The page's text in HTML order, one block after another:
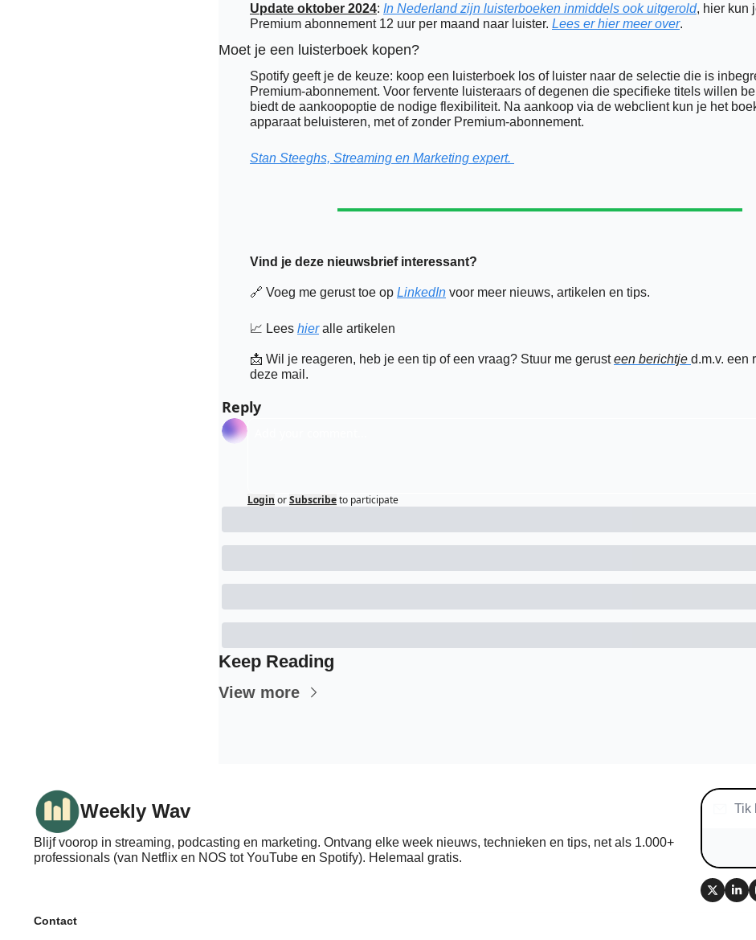
Update oktober 2024: In Nederland zijn luisterboeken inmiddels ook uitgerold, hier kun
Premium abonnement 12 uur per maand naar luister. Lees er hier meer over.
Moet je een luisterboek kopen?
Spotify geeft je de keuze: koop een luisterboek los of luister naar de selectie die is
Premium-abonnement. Voor fervente luisteraars of degenen die specifieke titels willen
biedt de aankoopoptie de nodige flexibiliteit. Na aankoop via de webclient kun je het
apparaat beluisteren, met of zonder Premium-abonnement.
Stan Steeghs, Streaming en Marketing expert.
Vind je deze nieuwsbrief interessant?
🔗 Voeg me gerust toe op LinkedIn voor meer nieuws, artikelen en tips.
📈 Lees hier alle artikelen
📩 Wil je reageren, heb je een tip of een vraag? Stuur me gerust een berichtje d.m.v. een
deze mail.
Reply
Login orSubscribeto participate
Keep Reading
View more
Weekly Wav
Blijf voorop in streaming, podcasting en marketing. Ontvang elke week nieuws, technieken en tips, net als 1.000+
professionals (van Netflix en NOS tot YouTube en Spotify). Helemaal gratis.
Contact